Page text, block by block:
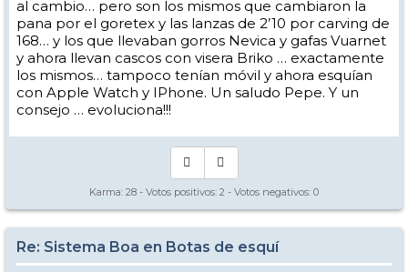
al cambio… pero son los mismos que cambiaron la
pana por el goretex y las lanzas de 2’10 por carving de
168… y los que llevaban gorros Nevica y gafas Vuarnet
y ahora llevan cascos con visera Briko … exactamente
los mismos… tampoco tenían móvil y ahora esquían
con Apple Watch y IPhone. Un saludo Pepe. Y un
consejo … evoluciona!!!
Karma: 28 - Votos positivos: 2 - Votos negativos: 0
Re: Sistema Boa en Botas de esquí